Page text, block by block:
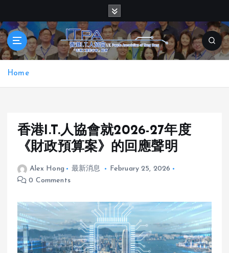
i
p
t
o
Home
香港I.T.人協會就2026-27年度
《財政預算案》的回應聲明
Alex Hong 最新消息
February 25, 2026
0 Comments